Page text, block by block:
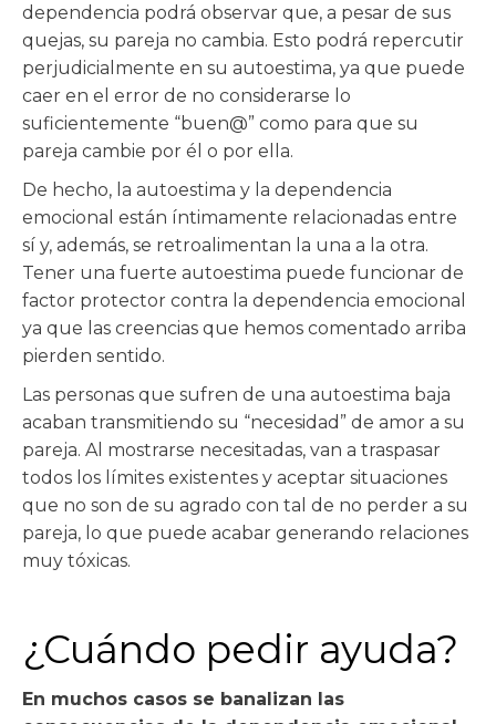
dependencia podrá observar que, a pesar de sus
quejas, su pareja no cambia. Esto podrá repercutir
perjudicialmente en su autoestima, ya que puede
caer en el error de no considerarse lo
suficientemente “buen@” como para que su
pareja cambie por él o por ella.
De hecho, la autoestima y la dependencia
emocional están íntimamente relacionadas entre
sí y, además, se retroalimentan la una a la otra.
Tener una fuerte autoestima puede funcionar de
factor protector contra la dependencia emocional
ya que las creencias que hemos comentado arriba
pierden sentido.
Las personas que sufren de una autoestima baja
acaban transmitiendo su “necesidad” de amor a su
pareja. Al mostrarse necesitadas, van a traspasar
todos los límites existentes y aceptar situaciones
que no son de su agrado con tal de no perder a su
pareja, lo que puede acabar generando relaciones
muy tóxicas.
¿Cuándo pedir ayuda?
En muchos casos se banalizan las